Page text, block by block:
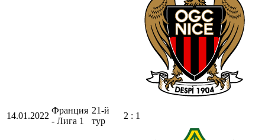
14.01.2022
Франция
- Лига 1
21-й
тур
2 : 1